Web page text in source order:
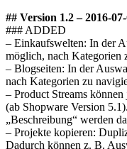
## Version 1.2 – 2016-
### ADDED
– Einkaufswelten: In der
möglich, nach Kategorien
– Blogseiten: In der
nach Kategorien zu
– Product Streams
(ab Shopware Version
„Beschreibung“ werden
– Projekte kopieren:
Dadurch können z. B.